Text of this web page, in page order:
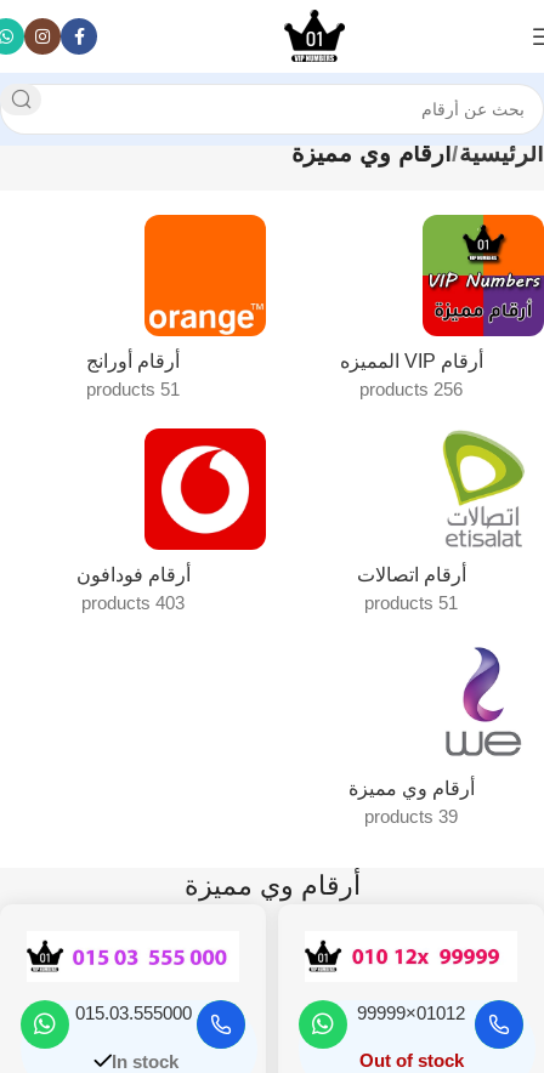
الرئيسية أرقام وي مميزة
أرقام VIP المميزه
256 products
أرقام أورانج
51 products
أرقام اتصالات
51 products
أرقام فودافون
403 products
أرقام وي مميزة
39 products
أرقام وي مميزة
01012×99999
Out of stock
015.03.555000
In stock